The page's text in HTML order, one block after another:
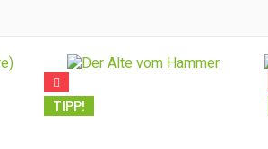
TIPP!